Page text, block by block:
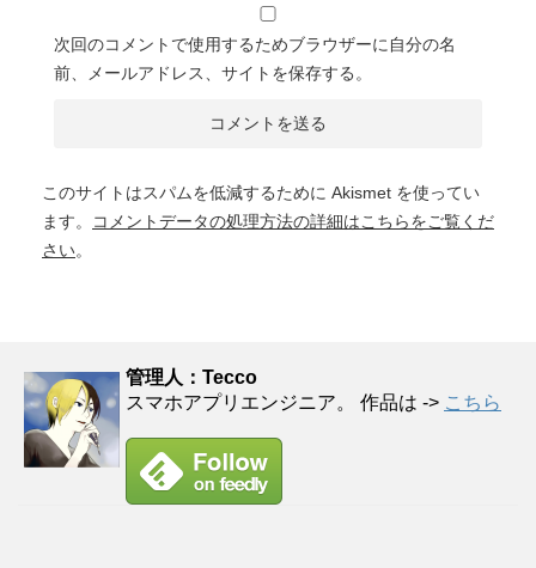
次回のコメントで使用するためブラウザーに自分の名
前、メールアドレス、サイトを保存する。
このサイトはスパムを低減するために Akismet を使ってい
ます。
コメントデータの処理方法の詳細はこちらをご覧くだ
さい。
管理人：Tecco
スマホアプリエンジニア。 作品は -> こちら